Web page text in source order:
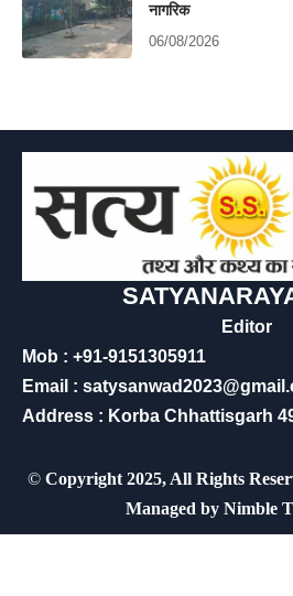
नागरिक
06/08/2026
Editor
Mob : +91-9151305911
Email :
Address : Korba Chhattisgarh
© Copyright 2025, All Rights
Managed by Nimble